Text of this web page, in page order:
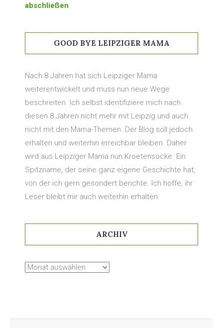
abschließen
GOOD BYE LEIPZIGER MAMA
Nach 8 Jahren hat sich Leipziger Mama
weiterentwickelt und muss nun neue Wege
beschreiten. Ich selbst identifiziere mich nach
diesen 8 Jahren nicht mehr mit Leipzig und auch
nicht mit den Mama-Themen. Der Blog soll jedoch
erhalten und weiterhin erreichbar bleiben. Daher
wird aus Leipziger Mama nun Kroetensocke. Ein
Spitzname, der seine ganz eigene Geschichte hat,
von der ich gern gesondert berichte. Ich hoffe, ihr
Leser bleibt mir auch weiterhin erhalten.
ARCHIV
Archiv